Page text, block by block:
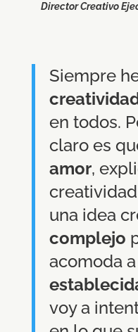
Director Creativo
Siempre
en todos.
claro es
amor,
una idea
complejo
acomoda
voy a